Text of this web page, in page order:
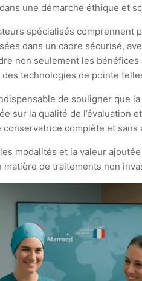
une démarche éthique et
spécialisés comprennent
dans un cadre sécurisé,
non seulement les
des technologies de pointe
de souligner que
sur la qualité de l’évaluation
conservatrice complète et
modalités et la valeur
de traitements non